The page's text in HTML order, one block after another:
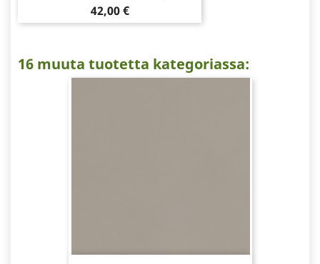
Hinta
42,00 €
16 muuta tuotetta kategoriassa: